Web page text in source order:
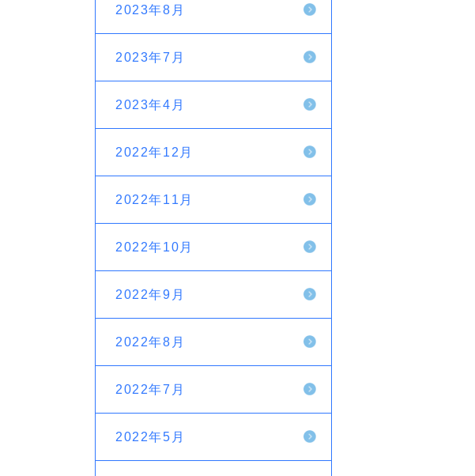
2023年8月
2023年7月
2023年4月
2022年12月
2022年11月
2022年10月
2022年9月
2022年8月
2022年7月
2022年5月